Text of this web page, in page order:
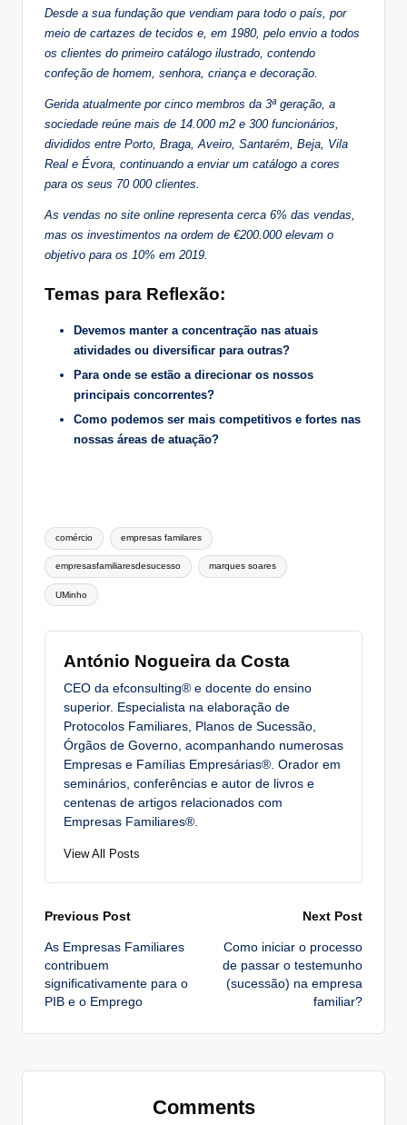
Desde a sua fundação que vendiam para todo o país, por
meio de cartazes de tecidos e, em 1980, pelo envio a todos
os clientes do primeiro catálogo ilustrado, contendo
confeção de homem, senhora, criança e decoração.
Gerida atualmente por cinco membros da 3ª geração, a
sociedade reúne mais de 14.000 m2 e 300 funcionários,
divididos entre Porto, Braga, Aveiro, Santarém, Beja, Vila
Real e Évora, continuando a enviar um catálogo a cores
para os seus 70 000 clientes.
As vendas no site online representa cerca 6% das vendas,
mas os investimentos na ordem de €200.000 elevam o
objetivo para os 10% em 2019.
Temas para Reflexão:
Devemos manter a concentração nas atuais
atividades ou diversificar para outras?
Para onde se estão a direcionar os nossos
principais concorrentes?
Como podemos ser mais competitivos e fortes nas
nossas áreas de atuação?
Tags:
comércio empresas familares
empresasfamiliaresdesucesso marques soares
UMinho
António Nogueira da Costa
CEO da efconsulting® e docente do ensino
superior. Especialista na elaboração de
Protocolos Familiares, Planos de Sucessão,
Órgãos de Governo, acompanhando numerosas
Empresas e Famílias Empresárias®. Orador em
seminários, conferências e autor de livros e
centenas de artigos relacionados com
Empresas Familiares®.
View All Posts
Post
navigation
Previous Post
As Empresas Familiares
contribuem
significativamente para o
PIB e o Emprego
Next Post
Como iniciar o processo
de passar o testemunho
(sucessão) na empresa
familiar?
Comments